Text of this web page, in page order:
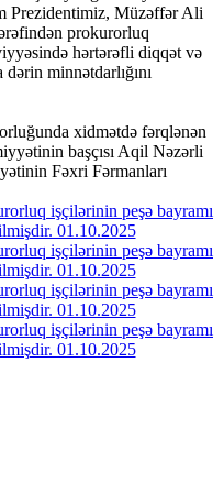
Prezidentimiz, Müzəffər Ali
prokurorluq
hərtərəfli diqqət və
dərin minnətdarlığını
xidmətdə fərqlənən
başçısı Aqil Nəzərli
Fəxri Fərmanları